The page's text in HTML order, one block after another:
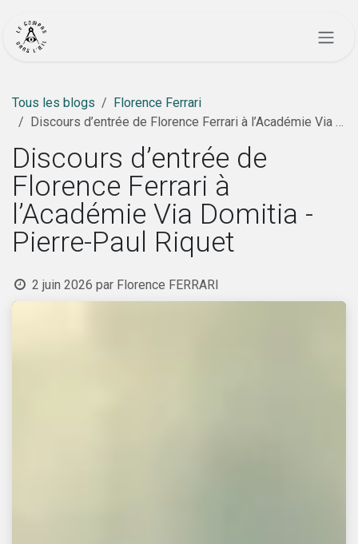
Tous les blogs
Florence Ferrari
Discours d’entrée de Florence Ferrari à l’Académie Via Domitia - Pierre-Paul Riquet
Discours d’entrée de
Florence Ferrari à
l’Académie Via Domitia -
Pierre-Paul Riquet
2 juin 2026 par Florence FERRARI